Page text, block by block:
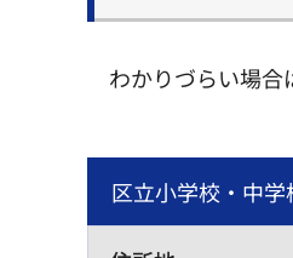
わかりづらい場合
区立小学校・中学